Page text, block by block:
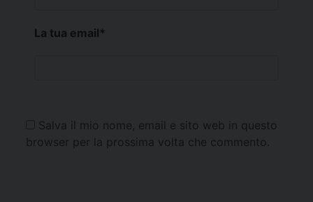
La tua email*
Salva il mio nome, email e sito web in questo
browser per la prossima volta che commento.